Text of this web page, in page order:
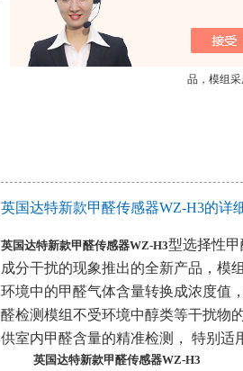
更新时间
英国达特
对现有甲
品，模组
英国达特新款甲醛传感器WZ-H3的详
英国达特新款甲醛传感器WZ-H3型选择性
成分干扰的现象推出的全新产品，模
环境中的甲醛气体含量转换成浓度值
醛检测模组不受环境中醇类等干扰物
供室内甲醛含量的精准检测， 特别适
英国达特新款甲醛传感器WZ-H3